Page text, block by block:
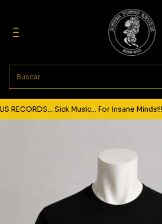
Sick Music... For Insane Minds!!!...